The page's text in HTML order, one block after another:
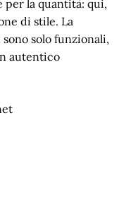
per la quantità: qui,
di stile. La
solo funzionali,
autentico